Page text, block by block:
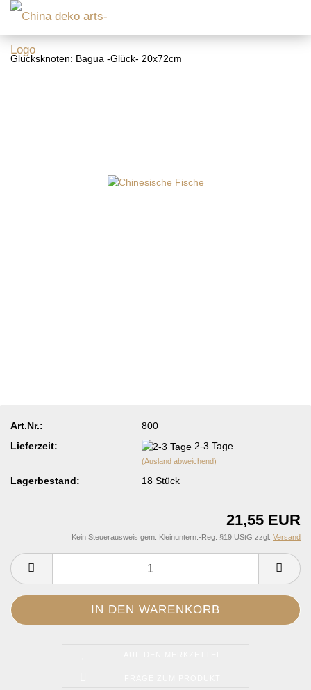
Glücksknoten: Bagua -Glück- 20x72cm
Art.Nr.:
800
Lieferzeit:
2-3 Tage
(Ausland abweichend)
Lagerbestand: 18Stück
21,55 EUR
Kein Steuerausweis gem. Kleinuntern.-Reg. §19 UStG zzgl. Versand